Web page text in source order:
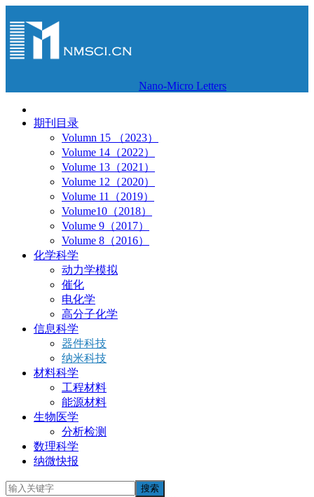
Nano-Micro Letters
期刊目录
Volumn 15 （2023）
Volume 14（2022）
Volume 13（2021）
Volume 12（2020）
Volume 11（2019）
Volume10（2018）
Volume 9（2017）
Volume 8（2016）
化学科学
动力学模拟
催化
电化学
高分子化学
信息科学
器件科技
纳米科技
材料科学
工程材料
能源材料
生物医学
分析检测
数理科学
纳微快报